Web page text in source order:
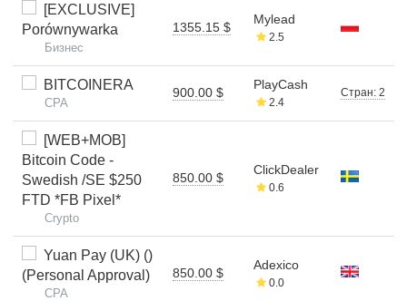
[EXCLUSIVE]
Porównywarka
Бизнес
1355.15 $
Mylead
2.5
BITCOINERA
CPA
900.00 $
PlayCash
2.4
Стран: 2
[WEB+MOB]
Bitcoin Code -
Swedish /SE $250
FTD *FB Pixel*
Crypto
850.00 $
ClickDealer
0.6
Yuan Pay (UK) ()
(Personal Approval)
CPA
850.00 $
Adexico
0.0